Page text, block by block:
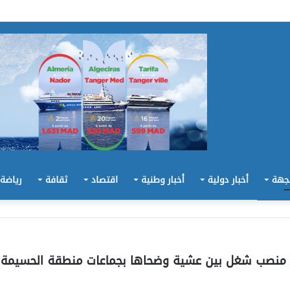
أخبار دولية أخبار وطنية اقتصاد ثقافة رياضة
من براكة الفتنة : خلق 220 منصب شغل بين عشية وضحاها بجماعات منطقة الحسيمة